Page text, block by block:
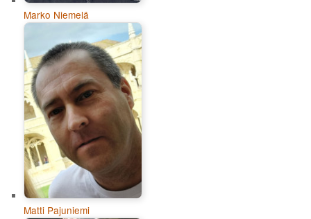
Marko Niemelä
Matti Pajuniemi